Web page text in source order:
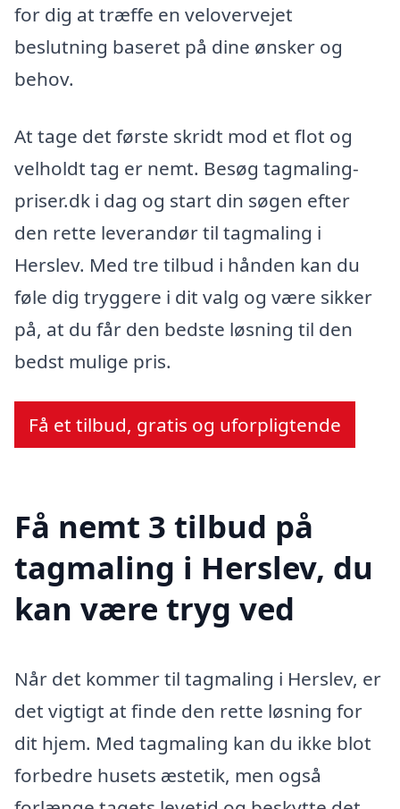
for dig at træffe en velovervejet
beslutning baseret på dine ønsker og
behov.
At tage det første skridt mod et flot og
velholdt tag er nemt. Besøg tagmaling-
priser.dk i dag og start din søgen efter
den rette leverandør til tagmaling i
Herslev. Med tre tilbud i hånden kan du
føle dig tryggere i dit valg og være sikker
på, at du får den bedste løsning til den
bedst mulige pris.
Få et tilbud, gratis og uforpligtende
Få nemt 3 tilbud på
tagmaling i Herslev, du
kan være tryg ved
Når det kommer til tagmaling i Herslev, er
det vigtigt at finde den rette løsning for
dit hjem. Med tagmaling kan du ikke blot
forbedre husets æstetik, men også